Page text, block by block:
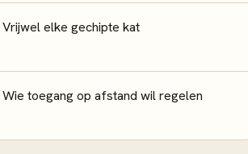
Vrijwel elke gechipte kat
Wie toegang op afstand wil regelen